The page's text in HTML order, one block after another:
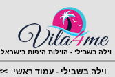
וילה בשבילי - הוילות היפות בישראל
וילה בשבילי - עמוד ראשי